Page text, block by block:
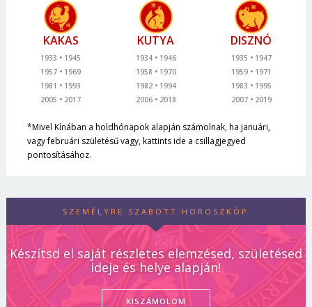
KAKAS
1933
1945
1957
1969
1981
1993
2005
2017
KUTYA
1934
1946
1958
1970
1982
1994
2006
2018
DISZNÓ
1935
1947
1959
1971
1983
1995
2007
2019
*Mivel Kínában a holdhónapok alapján számolnak, ha januári,
vagy februári születésű vagy, kattints ide a csillagjegyed
pontosításához.
SZEMÉLYRE SZABOTT HOROSZKÓP
Készítsd el saját részletes elemzésed, születésed
ideje és helye alapján!
KISZÁMOLOM